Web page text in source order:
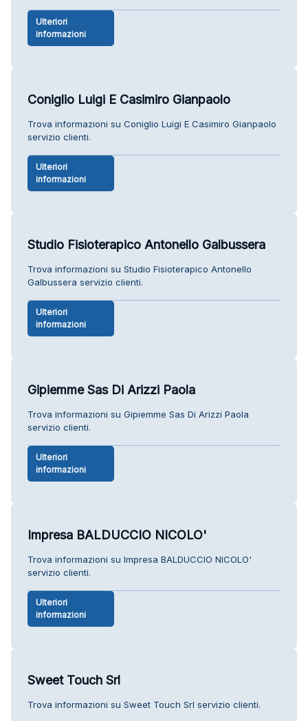
Ulteriori
informazioni
Coniglio Luigi E Casimiro Gianpaolo
Trova informazioni su Coniglio Luigi E Casimiro Gianpaolo
servizio clienti.
Ulteriori
informazioni
Studio Fisioterapico Antonello Galbussera
Trova informazioni su Studio Fisioterapico Antonello
Galbussera servizio clienti.
Ulteriori
informazioni
Gipiemme Sas Di Arizzi Paola
Trova informazioni su Gipiemme Sas Di Arizzi Paola
servizio clienti.
Ulteriori
informazioni
Impresa BALDUCCIO NICOLO'
Trova informazioni su Impresa BALDUCCIO NICOLO'
servizio clienti.
Ulteriori
informazioni
Sweet Touch Srl
Trova informazioni su Sweet Touch Srl servizio clienti.